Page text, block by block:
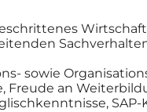
sowie
Freude an
SAP-